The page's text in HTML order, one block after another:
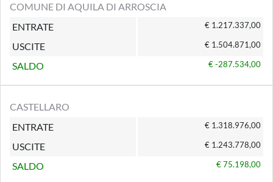
COMUNE DI AQUILA DI ARROSCIA
ENTRATE
€ 1.217.337,00
USCITE € 1.504.871,00
SALDO € -287.534,00
CASTELLARO
ENTRATE
€ 1.318.976,00
USCITE € 1.243.778,00
SALDO € 75.198,00